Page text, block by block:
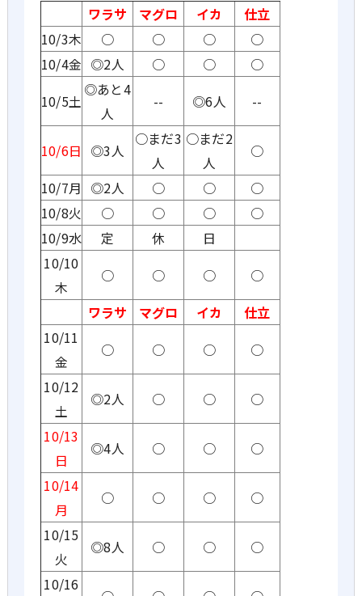
ワラサ
マグロ イカ
仕立
10/3木
○ ○ ○
○
10/4金 ◎2人 ○ ○
○
10/5土
◎あと4
人
-- ◎6人 --
10/6日 ◎3人
○まだ3
人
○まだ2
人
○
10/7月 ◎2人 ○ ○
○
10/8火
○ ○ ○
○
10/9水
定 休
日
10/10
木
○ ○ ○
○
ワラサ
マグロ イカ
仕立
10/11
金
○ ○ ○
○
10/12
土
◎2人 ○ ○
○
10/13
日
◎4人 ○ ○
○
10/14
月
○ ○ ○
○
10/15
火
◎8人 ○ ○
○
10/16